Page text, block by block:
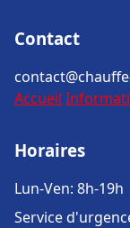
Contact
Accueil
Horaires
Lun-Ven: 8h-19h
Service